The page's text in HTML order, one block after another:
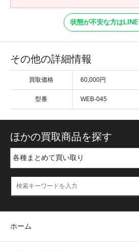
状態が不安な方は
その他の詳細情報
買取価格 60,000円
型番 WEB-045
ほかの買取商品を探す
ホーム